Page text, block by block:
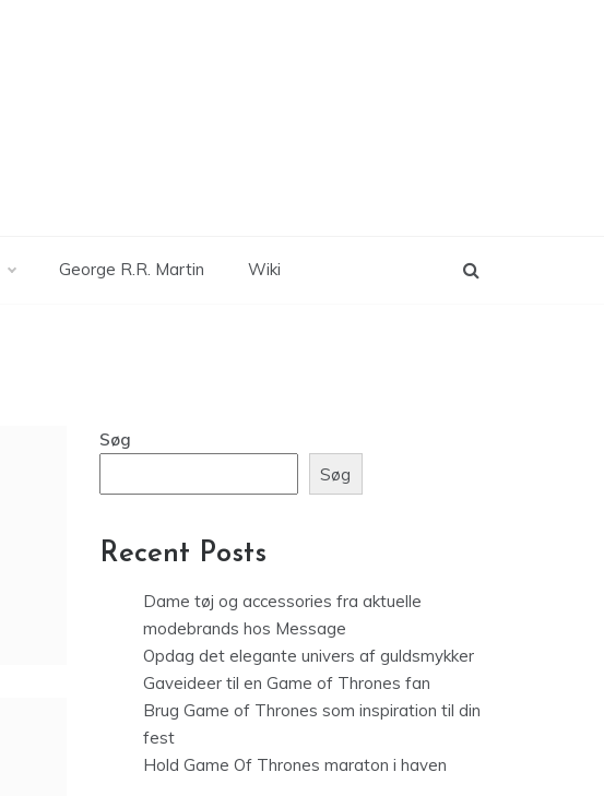
George R.R. Martin Wiki
Søg
Søg
Recent Posts
Dame tøj og accessories fra aktuelle
modebrands hos Message
Opdag det elegante univers af guldsmykker
Gaveideer til en Game of Thrones fan
Brug Game of Thrones som inspiration til din
fest
Hold Game Of Thrones maraton i haven